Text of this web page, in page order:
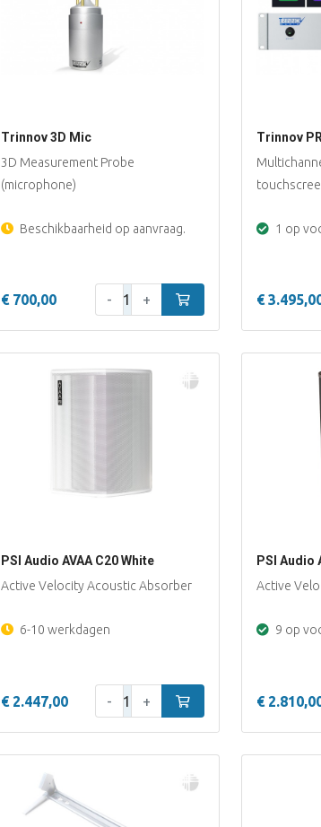
Trinnov 3D Mic
3D Measurement Probe
(microphone)
Beschikbaarheid op aanvraag.
€ 700,00 Aantal:
- + In winkelwagen
Trinnov
1 op
€
PSI Audio AVAA C20 White
Active Velocity Acoustic Absorber
6-10 werkdagen
€ 2.447,00 Aantal:
- + In winkelwagen
PSI Audio
Active
9 op
€